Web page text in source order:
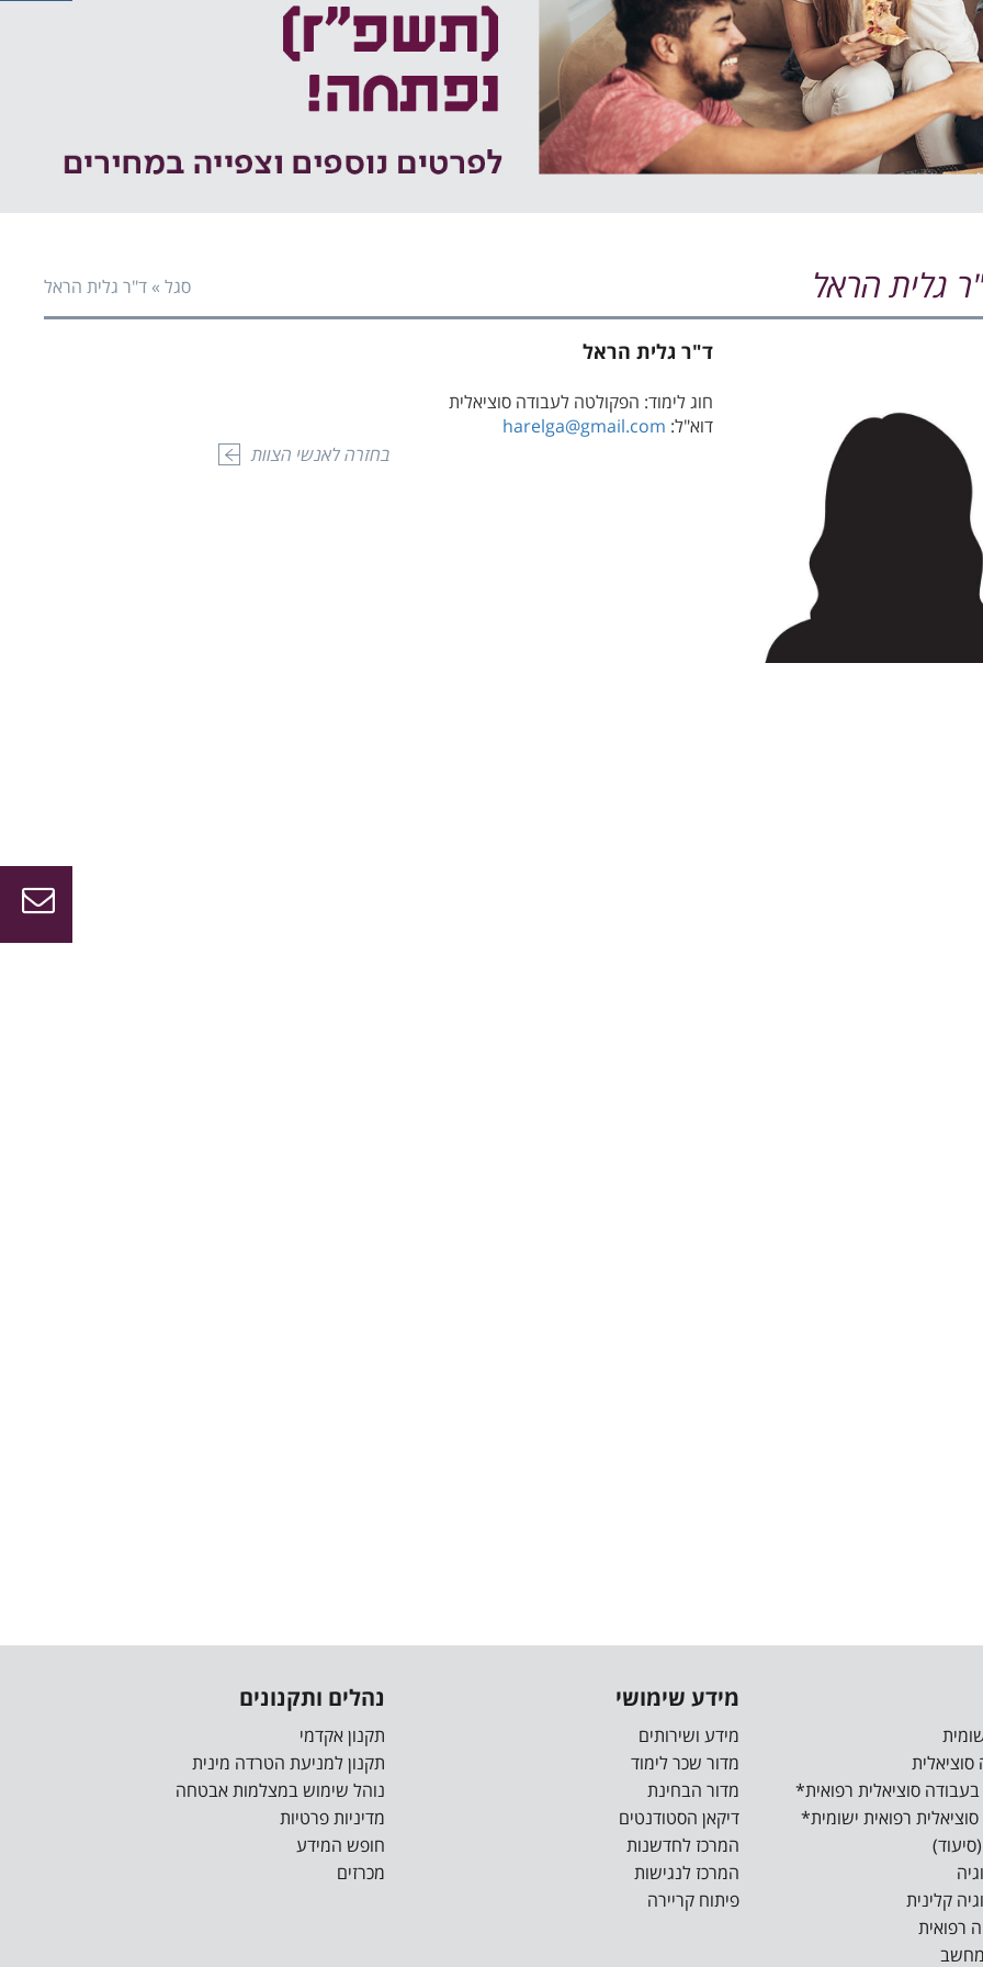
גלית הראל סגל» ד"ר גלית הראל
ד"ר גלית הראל
חוג לימוד: הפקולטה לעבודה סוציאלית
דוא"ל: harelga@gmail.com
בחזרה לאנשי הצוות
מידע שימושי
מידע ושירותים
מדור שכר לימוד
מדור הבחינת
דיקאן הסטודנטים
המרכז לחדשנות
המרכז לנגישות
פיתוח קריירה
נהלים ותקנונים
תקנון אקדמי
תקנון למניעת הטרדה מינית
נוהל שימוש במצלמות אבטחה
מדיניות פרטיות
חופש המידע
מכרזים